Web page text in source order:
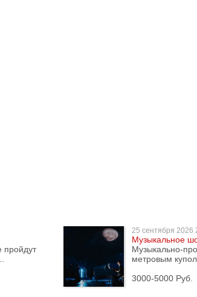
пройдут
25 сентября 2026
Музыкальное
Музыкально-
метровым
3000-5000 Руб.